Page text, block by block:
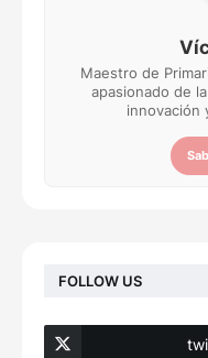
Maestro de
apasionado de
innovación
FOLLOW US